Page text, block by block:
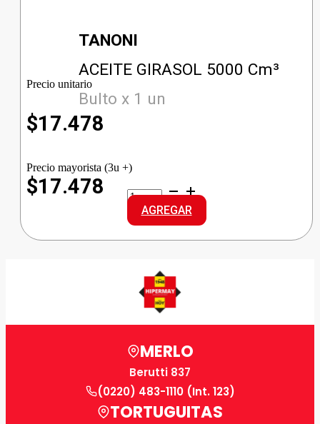
TANONI
ACEITE GIRASOL 5000 Cm³
Bulto x 1 un
Precio unitario
$17.478
Precio mayorista (3u +)
$17.478
ACEITE
GIRASOL
cantidad
AGREGAR
MERLO
Berutti 837
(0220) 483-1110 (Int. 123)
TORTUGUITAS